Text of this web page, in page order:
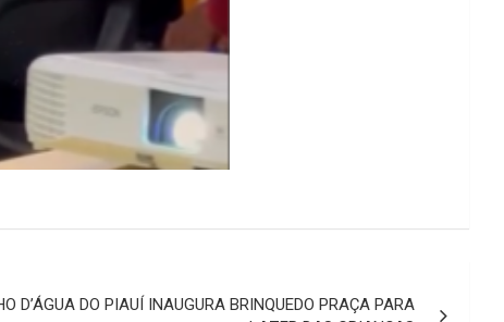
D’ÁGUA DO PIAUÍ INAUGURA BRINQUEDO PRAÇA PARA